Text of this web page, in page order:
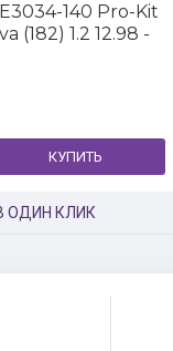
140 Pro-Kit
(182) 1.2 12.98 -
КУПИТЬ
ОДИН КЛИК